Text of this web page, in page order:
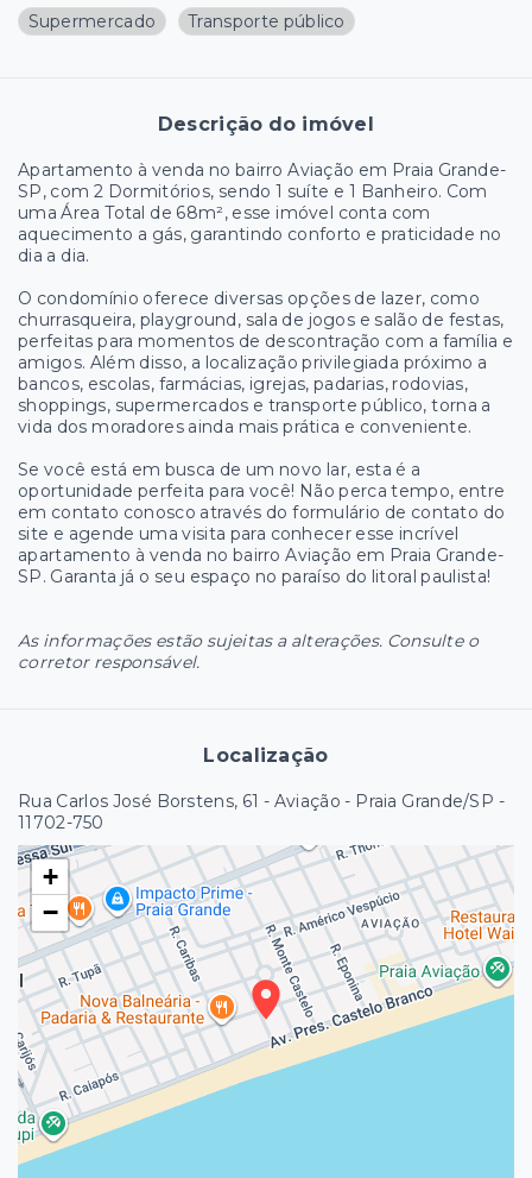
Supermercado Transporte público
Descrição do imóvel
Apartamento à venda no bairro Aviação em Praia Grande-
SP, com 2 Dormitórios, sendo 1 suíte e 1 Banheiro. Com
uma Área Total de 68m², esse imóvel conta com
aquecimento a gás, garantindo conforto e praticidade no
dia a dia.
O condomínio oferece diversas opções de lazer, como
churrasqueira, playground, sala de jogos e salão de festas,
perfeitas para momentos de descontração com a família e
amigos. Além disso, a localização privilegiada próximo a
bancos, escolas, farmácias, igrejas, padarias, rodovias,
shoppings, supermercados e transporte público, torna a
vida dos moradores ainda mais prática e conveniente.
Se você está em busca de um novo lar, esta é a
oportunidade perfeita para você! Não perca tempo, entre
em contato conosco através do formulário de contato do
site e agende uma visita para conhecer esse incrível
apartamento à venda no bairro Aviação em Praia Grande-
SP. Garanta já o seu espaço no paraíso do litoral paulista!
As informações estão sujeitas a alterações. Consulte o
corretor responsável.
Localização
Rua Carlos José Borstens, 61 - Aviação - Praia Grande/SP -
11702-750
+
−